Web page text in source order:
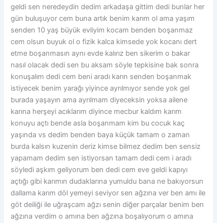
geldi sen neredeydin dedim arkadaşa gittim dedi bunlar her
gün buluşuyor cem buna artık benim karım ol ama yaşım
senden 10 yaş büyük evliyim kocam benden boşanmaz
cem olsun buyuk ol o fizik kalca kimsede yok kocanı dert
etme boşanmasın aynı evde kalırız ben sikerim o bakar
nasıl olacak dedi sen bu aksam söyle tepkisine bak sonra
konuşalım dedi cem beni aradı karın senden boşanmak
istiyecek benim yarağı yiyince ayrılmıyor sende yok gel
burada yaşayın ama ayrılmam diyeceksin yoksa ailene
karına herşeyi acıklarım diyince mecbur kaldım karım
konuyu açtı bende asla boşanmam kim bu cocuk kaç
yaşında vs dedim benden baya küçük tamam o zaman
burda kalsın kuzenin deriz kimse bilmez dedim ben sensiz
yapamam dedim sen istiyorsan tamam dedi cem i aradı
söyledi aşkım geliyorum ben dedi cem eve geldi kapıyı
açtığı gibi karımın dudaklarına yumuldu bana ne bakıyorsun
dallama karım döl yemeyi seviyor sen ağzına ver ben amı ile
göt deiliği ile uğraşcam ağzı senin diğer parçalar benim ben
ağzına verdim o amına ben ağzına boşalıyorum o amına